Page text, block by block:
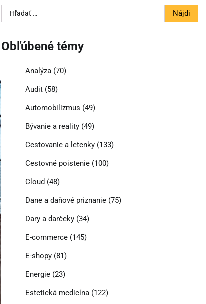
Hľadať:
Obľúbené témy
Analýza(70)
Audit(58)
Automobilizmus (49)
Bývanie a reality(49)
Cestovanie a letenky(133)
Cestovné poistenie(100)
Cloud (48)
Dane a daňové priznanie(75)
Dary a darčeky(34)
E-commerce(145)
E-shopy(81)
Energie(23)
Estetická medicína(122)